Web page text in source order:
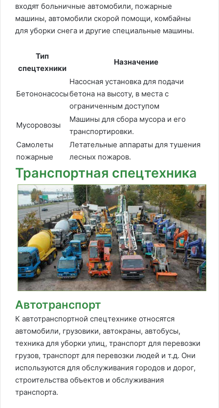
входят больничные автомобили, пожарные
машины, автомобили скорой помощи, комбайны
для уборки снега и другие специальные машины.
Тип
спецтехники
Назначение
Бетононасосы
Насосная установка для подачи
бетона на высоту, в места с
ограниченным доступом
Мусоровозы
Машины для сбора мусора и его
транспортировки.
Самолеты
пожарные
Летательные аппараты для тушения
лесных пожаров.
Транспортная спецтехника
Автотранспорт
К автотранспортной спецтехнике относятся
автомобили, грузовики, автокраны, автобусы,
техника для уборки улиц, транспорт для перевозки
грузов, транспорт для перевозки людей и т.д. Они
используются для обслуживания городов и дорог,
строительства объектов и обслуживания
транспорта.